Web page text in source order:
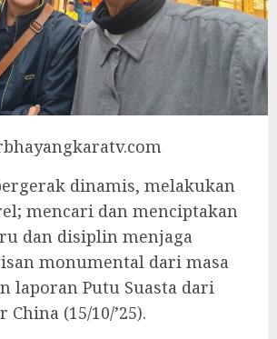
dinamis, melakukan
mencari dan menciptakan
dan disiplin menjaga
monumental dari masa
laporan Putu Suasta dari
China (15/10/’25).